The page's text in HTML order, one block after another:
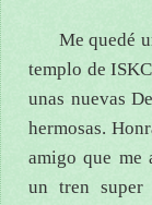
Me quedé
templo de
unas nuevas
hermosas.
amigo que me
un tren super